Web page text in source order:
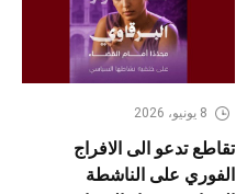
8 يونيو، 2026
تقاطع تدعو الى الافراج
الفوري على الناشطة